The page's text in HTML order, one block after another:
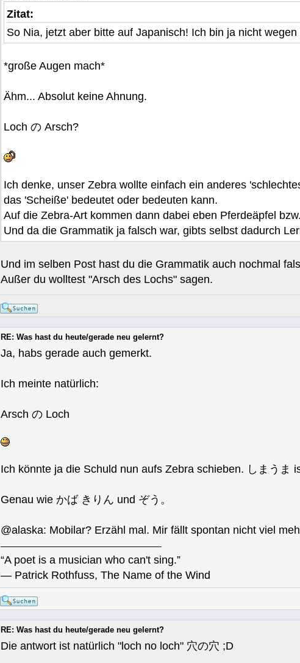
Zitat:
So Nia, jetzt aber bitte auf Japanisch! Ich bin ja nicht
*große Augen mach*
Ähm... Absolut keine Ahnung.
Loch の Arsch?
Ich denke, unser Zebra wollte einfach ein anderes
das 'Scheiße' bedeutet oder bedeuten kann.
Auf die Zebra-Art kommen dann dabei eben Pferdeäpfel
Und da die Grammatik ja falsch war, gibts selbst dadurch
Und im selben Post hast du die Grammatik auch nochmal
Außer du wolltest "Arsch des Lochs" sagen.
RE: Was hast du heute/gerade neu gelernt?
Ja, habs gerade auch gemerkt.
Ich meinte natürlich:
Arsch の Loch
Ich könnte ja die Schuld nun aufs Zebra schieben. しまうま
Genau wie かば きりん und ぞう。
@alaska: Mobilar? Erzähl mal. Mir fällt spontan nicht viel
“A poet is a musician who can't sing.”
― Patrick Rothfuss, The Name of the Wind
RE: Was hast du heute/gerade neu gelernt?
Die antwort ist natürlich "loch no loch" 穴の穴 ;D